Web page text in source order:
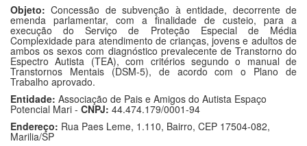
Objeto: Concessão de subvenção à entidade, decorrente de
emenda parlamentar, com a finalidade de custeio, para a
execução do Serviço de Proteção Especial de Média
Complexidade para atendimento de crianças, jovens e adultos de
ambos os sexos com diagnóstico prevalecente de Transtorno do
Espectro Autista (TEA), com critérios segundo o manual de
Transtornos Mentais (DSM-5), de acordo com o Plano de
Trabalho aprovado.
Entidade: Associação de Pais e Amigos do Autista Espaço
Potencial Mari - CNPJ: 44.474.179/0001-94
Endereço: Rua Paes Leme, 1.110, Bairro, CEP 17504-082,
Marilia/SP